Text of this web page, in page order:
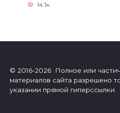
14.1к.
© 2016-2026 Полное или
материалов сайта разрешено
указании прямой гиперссылки.